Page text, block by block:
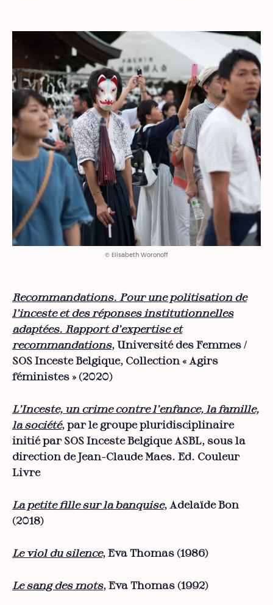
© Elisabeth Woronoff
Recommandations. Pour une politisation de
l'inceste et des réponses institutionnelles
adaptées. Rapport d'expertise et
recommandations, Université des Femmes /
SOS Inceste Belgique, Collection « Agirs
féministes » (2020)
L'Inceste, un crime contre l'enfance, la famille,
la société, par le groupe pluridisciplinaire
initié par SOS Inceste Belgique ASBL, sous la
direction de Jean-Claude Maes. Ed. Couleur
Livre
La petite fille sur la banquise, Adelaïde Bon
(2018)
Le viol du silence, Eva Thomas (1986)
Le sang des mots, Eva Thomas (1992)